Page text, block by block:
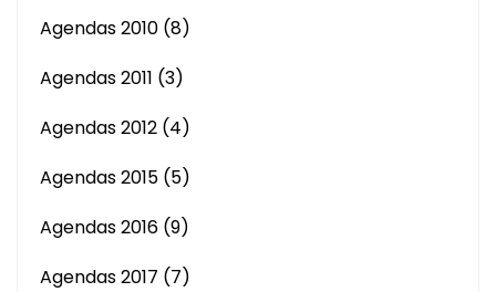
Agendas 2010 (8)
Agendas 2011 (3)
Agendas 2012 (4)
Agendas 2015 (5)
Agendas 2016 (9)
Agendas 2017 (7)